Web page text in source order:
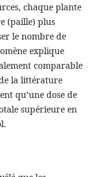
chaque plante
(paille) plus
le nombre de
explique
comparable
la littérature
qu’une dose de
supérieure en